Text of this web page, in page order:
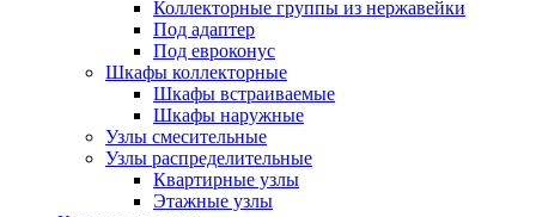
Коллекторные группы из нержавейки
Под адаптер
Под евроконус
Шкафы коллекторные
Шкафы встраиваемые
Шкафы наружные
Узлы смесительные
Узлы распределительные
Квартирные узлы
Этажные узлы